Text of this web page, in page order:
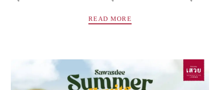
READ MORE